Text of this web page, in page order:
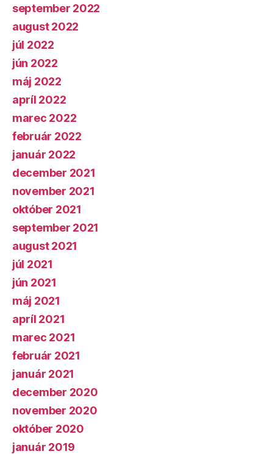
september 2022
august 2022
júl 2022
jún 2022
máj 2022
apríl 2022
marec 2022
február 2022
január 2022
december 2021
november 2021
október 2021
september 2021
august 2021
júl 2021
jún 2021
máj 2021
apríl 2021
marec 2021
február 2021
január 2021
december 2020
november 2020
október 2020
január 2019